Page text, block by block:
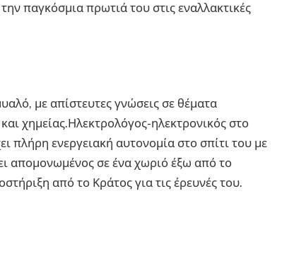
παγκόσμια πρωτιά του στις εναλλακτικές
με απίστευτες γνώσεις σε θέματα
χημείας.Ηλεκτρολόγος-ηλεκτρονικός στο
πλήρη ενεργειακή αυτονομία στο σπίτι του με
απομονωμένος σε ένα χωριό έξω από το
από το Κράτος για τις έρευνές του.